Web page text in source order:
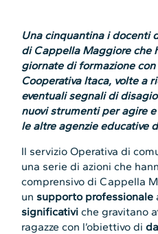
Una cinquantina i docenti
di Cappella Maggiore che
giornate di formazione
Cooperativa Itaca, volte a
eventuali segnali di
nuovi strumenti per agire
le altre agenzie educative
Il servizio Operativa di
una serie di azioni che
comprensivo di Cappella
un supporto professionale
significativi che gravitano
ragazze con l’obiettivo di